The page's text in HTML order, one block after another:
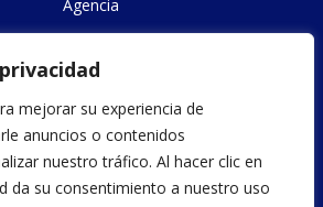
mejorar su experiencia de
anuncios o contenidos
nuestro tráfico. Al hacer clic en
da su consentimiento a nuestro uso
Agencia
de privacidad